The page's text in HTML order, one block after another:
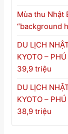
Mùa thu Nhật
“background
DU LỊCH
KYOTO –
39,9 triệu
DU LỊCH
KYOTO –
38,9 triệu